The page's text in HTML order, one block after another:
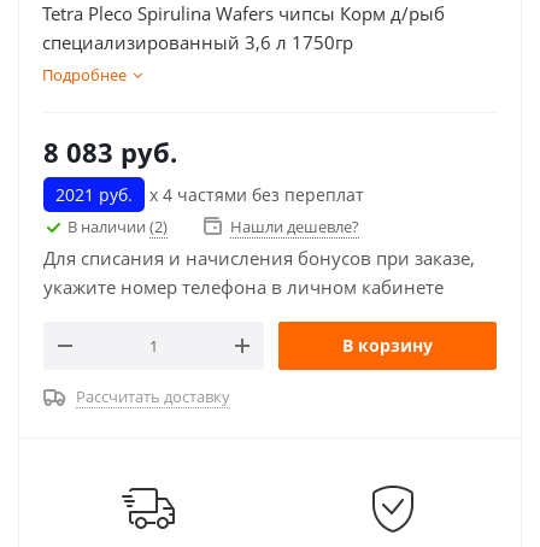
Tetra Pleco Spirulina Wafers чипсы Корм д/рыб
специализированный 3,6 л 1750гр
Подробнее
8 083 руб.
2021 руб. х 4 частями без переплат
В наличии (2) Нашли дешевле?
Для списания и начисления бонусов при заказе,
укажите номер телефона в личном кабинете
В корзину
Рассчитать доставку